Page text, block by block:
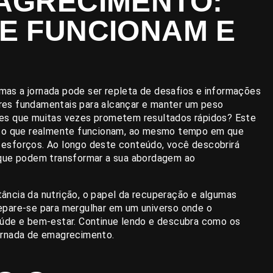
FUNCIONAM E
a jornada pode ser repleta de desafios e informações
fundamentais para alcançar e manter um peso
que muitas vezes prometem resultados rápidos? Este
realmente funcionam, ao mesmo tempo em que
Ao longo deste conteúdo, você descobrirá
podem transformar a sua abordagem ao
da nutrição, o papel da recuperação e algumas
se para mergulhar em um universo onde o
e bem-estar. Continue lendo e descubra como os
de emagrecimento.